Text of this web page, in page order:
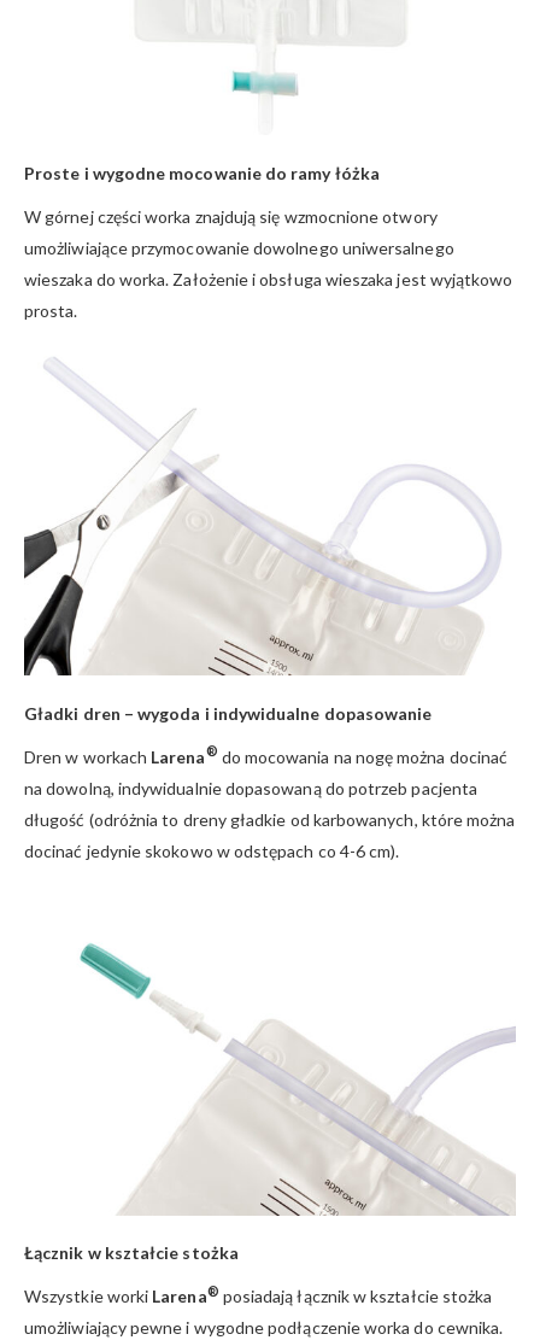
Proste i wygodne mocowanie do ramy łóżka
W górnej części worka znajdują się wzmocnione otwory
umożliwiające przymocowanie dowolnego uniwersalnego
wieszaka do worka. Założenie i obsługa wieszaka jest wyjątkowo
prosta.
Gładki dren – wygoda i indywidualne dopasowanie
Dren w workach Larena® do mocowania na nogę można docinać
na dowolną, indywidualnie dopasowaną do potrzeb pacjenta
długość (odróżnia to dreny gładkie od karbowanych, które można
docinać jedynie skokowo w odstępach co 4-6 cm).
Łącznik w kształcie stożka
Wszystkie worki Larena® posiadają łącznik w kształcie stożka
umożliwiający pewne i wygodne podłączenie worka do cewnika.